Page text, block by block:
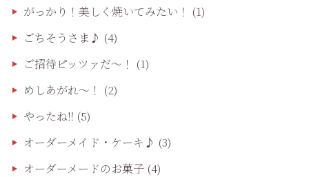
がっかり！美しく焼いてみたい！ (1)
ごちそうさま♪ (4)
ご招待ピッツァだ〜！ (1)
めしあがれ～！ (2)
やったね‼️ (5)
オーダーメイド・ケーキ♪ (3)
オーダーメードのお菓子(4)